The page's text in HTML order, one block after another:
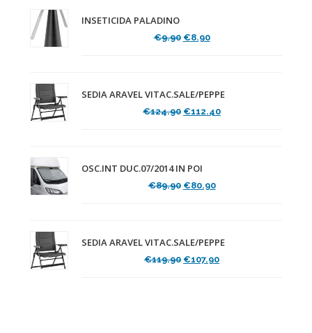
INSETICIDA PALADINO
€9.90 Il
€9.90.
€8.90Il
€8.90.
SEDIA ARAVEL VITAC.SALE/PEPPE
€124.90 Il
€124.90.
€112.40Il
OSC.INT DUC.07/2014 IN POI
€89.90 Il
€89.90.
€80.90Il
€80.90.
SEDIA ARAVEL VITAC.SALE/PEPPE
€119.90 Il
€107.90Il